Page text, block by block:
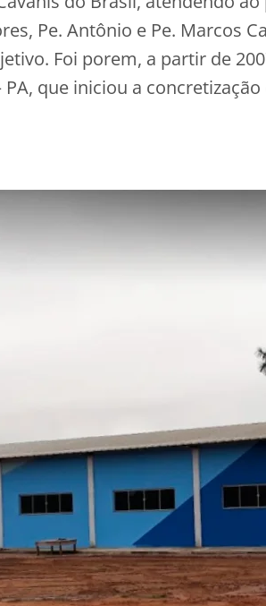
Pe. Antônio e Pe. Marcos
Foi porem, a partir de
que iniciou a